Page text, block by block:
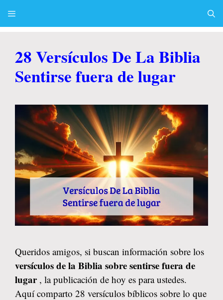
28 Versículos De La Biblia
Sentirse fuera de lugar
Queridos amigos, si buscan información sobre los
versículos de la Biblia sobre sentirse fuera de
lugar , la publicación de hoy es para ustedes.
Aquí comparto 28 versículos bíblicos sobre lo que